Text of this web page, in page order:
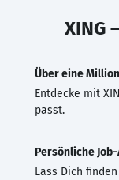
XING
Über eine
Entdecke mit
passt.
Persönliche
Lass Dich